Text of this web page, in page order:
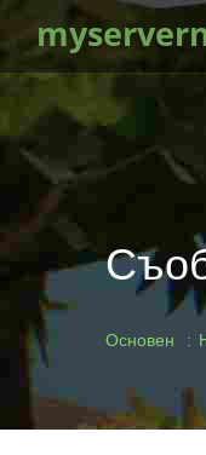
Основен